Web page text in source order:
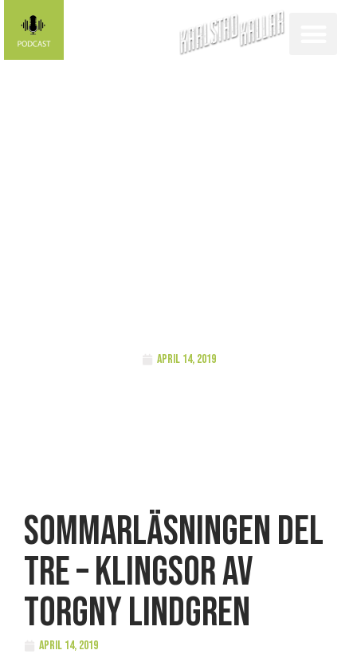
april 14, 2019
Sommarläsningen del
tre – Klingsor av
Torgny Lindgren
april 14, 2019